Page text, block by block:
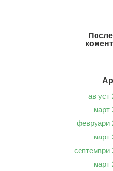
август
март
февруари
март
септември
март